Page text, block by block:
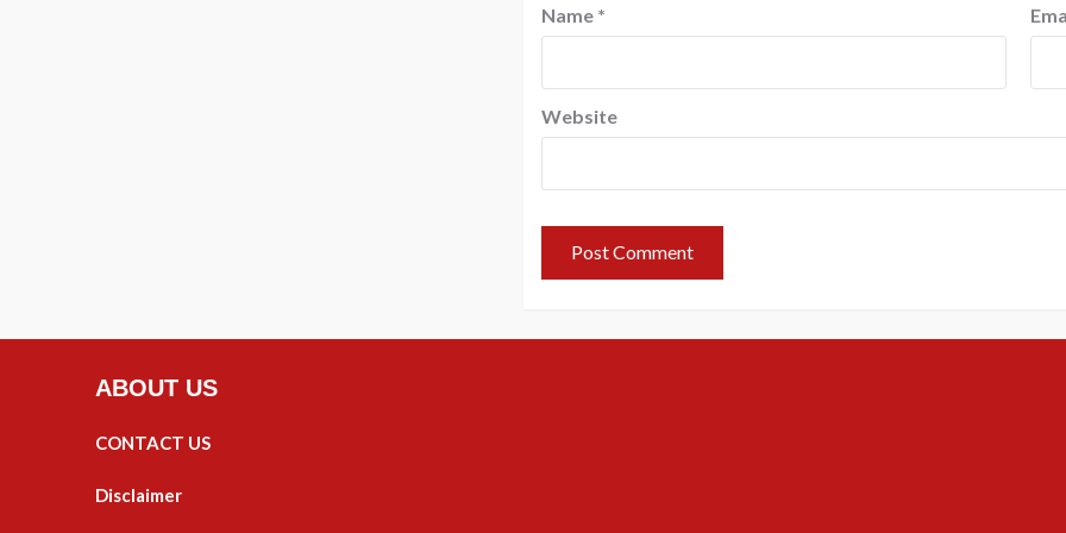
Name *
Website
ABOUT US
CONTACT US
Disclaimer